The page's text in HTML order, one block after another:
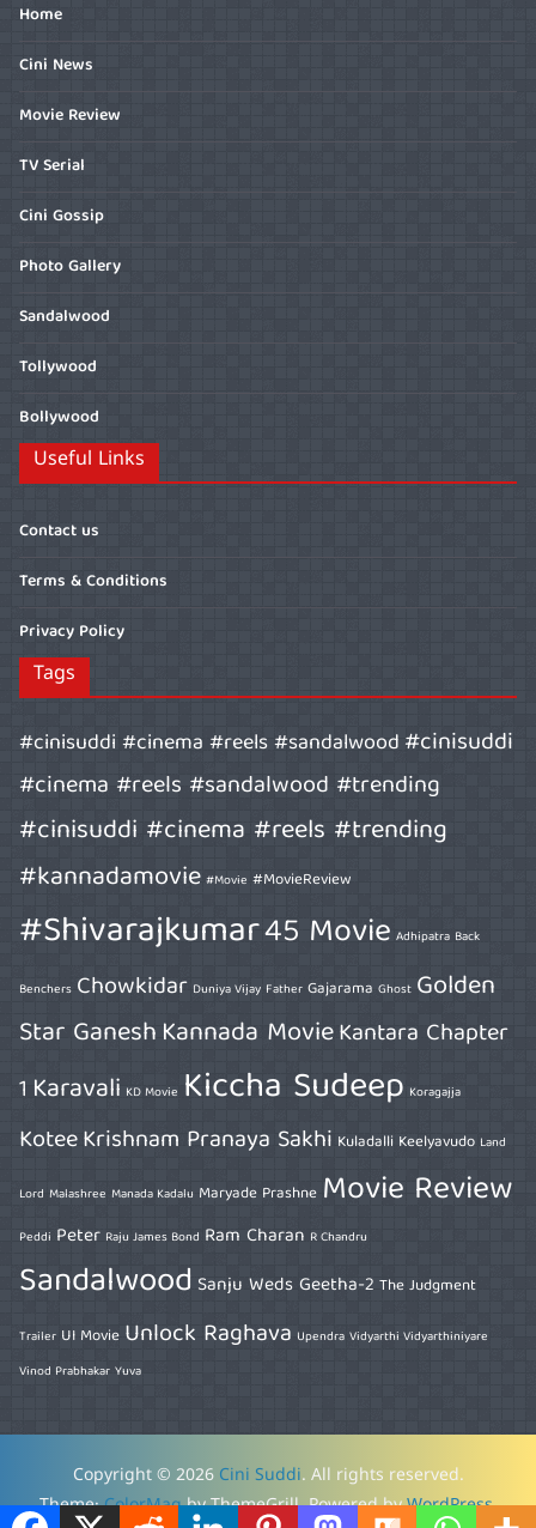
Home
Cini News
Movie Review
TV Serial
Cini Gossip
Photo Gallery
Sandalwood
Tollywood
Bollywood
Useful Links
Contact us
Terms & Conditions
Privacy Policy
Tags
#cinisuddi #cinema #reels #sandalwood#cinisuddi
#cinema #reels #sandalwood #trending
#cinisuddi #cinema #reels #trending
#kannadamovie #Movie #MovieReview
#Shivarajkumar45 Movie Adhipatra Back
Benchers Chowkidar Duniya Vijay Father Gajarama Ghost Golden
Star GaneshKannada MovieKantara Chapter
1 Karavali KD Movie Kiccha Sudeep Koragajja
KoteeKrishnam Pranaya Sakhi Kuladalli Keelyavudo Land
Lord Malashree Manada Kadalu Maryade Prashne Movie Review
Peddi Peter Raju James Bond Ram Charan R Chandru
Sandalwood Sanju Weds Geetha-2 The Judgment
Trailer UI Movie Unlock Raghava Upendra Vidyarthi Vidyarthiniyare
Vinod Prabhakar Yuva
Copyright © 2026 Cini Suddi. All rights reserved.
Theme:ColorMagby ThemeGrill. Powered byWordPress.